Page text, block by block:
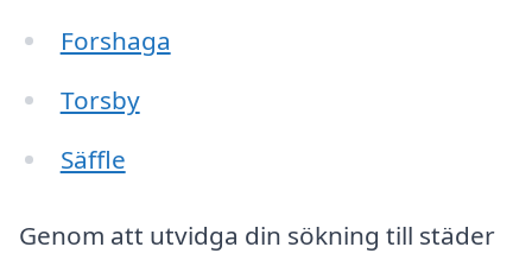
Forshaga
Torsby
Säffle
Genom att utvidga din sökning till städer